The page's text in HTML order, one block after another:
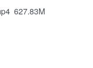
627.83M